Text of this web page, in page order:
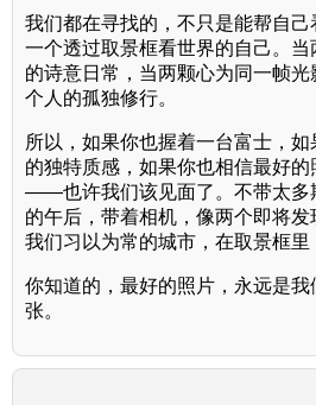
我们都在寻找的，不只是能帮自
一个透过取景框看世界的自己。
的诗意日常，当两颗心为同一帧
个人的孤独修行。
所以，如果你也握着一台富士，
的独特质感，如果你也相信最好
——也许我们该见面了。不带太多
的午后，带着相机，像两个即将
我们习以为常的城市，在取景框里
你知道的，最好的照片，永远是
张。